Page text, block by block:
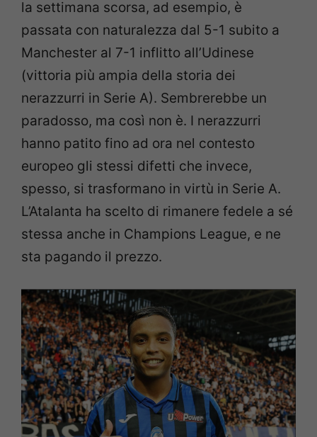
la settimana scorsa, ad esempio, è
passata con naturalezza dal 5-1 subito a
Manchester al 7-1 inflitto all’Udinese
(vittoria più ampia della storia dei
nerazzurri in Serie A). Sembrerebbe un
paradosso, ma così non è. I nerazzurri
hanno patito fino ad ora nel contesto
europeo gli stessi difetti che invece,
spesso, si trasformano in virtù in Serie A.
L’Atalanta ha scelto di rimanere fedele a sé
stessa anche in Champions League, e ne
sta pagando il prezzo.